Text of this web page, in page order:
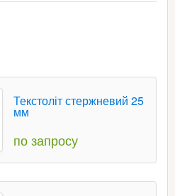
Текстоліт стержневий 25
мм
по запросу